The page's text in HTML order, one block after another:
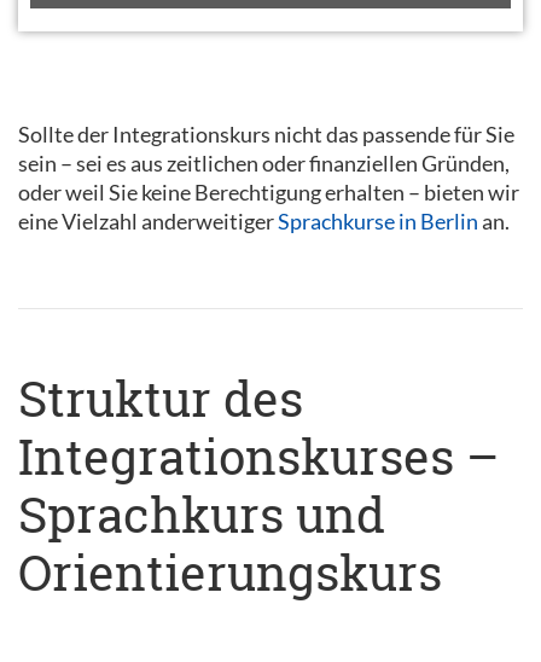
Sollte der Integrationskurs nicht das passende für Sie
sein – sei es aus zeitlichen oder finanziellen Gründen,
oder weil Sie keine Berechtigung erhalten – bieten wir
eine Vielzahl anderweitigerSprachkurse in Berlinan.
Struktur des
Integrationskurses –
Sprachkurs und
Orientierungskurs